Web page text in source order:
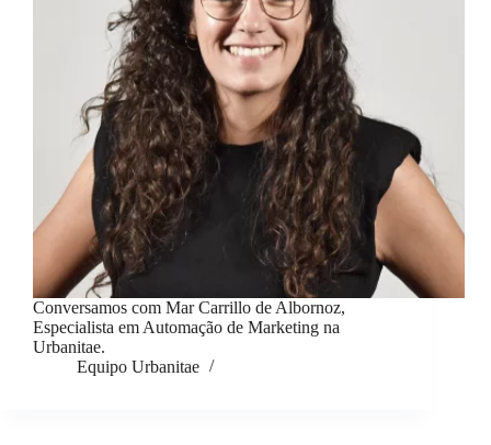
Conversamos com Mar Carrillo de Albornoz,
Especialista em Automação de Marketing na
Urbanitae.
Equipo Urbanitae